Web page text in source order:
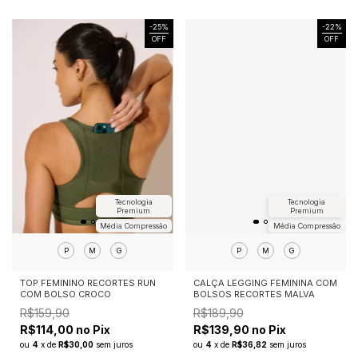
-25%
OFF
Média Compressão
Tecnologia
Premium
P M G
TOP FEMININO RECORTES RUN
COM BOLSO CROCO
R$159,90
R$114,00 no Pix
ou 4 x de R$30,00 sem juros
-22%
OFF
Média Compressão
Tecnologia
Premium
P M G
CALÇA LEGGING FEMININA COM
BOLSOS RECORTES MALVA
R$189,90
R$139,90 no Pix
ou 4 x de R$36,82 sem juros